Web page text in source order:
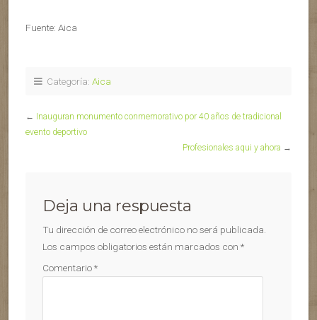
Fuente: Aica
Categoría: Aica
←
Inauguran monumento conmemorativo por 40 años de tradicional
evento deportivo
Profesionales aqui y ahora →
Deja una respuesta
Tu dirección de correo electrónico no será publicada.
Los campos obligatorios están marcados con *
Comentario*